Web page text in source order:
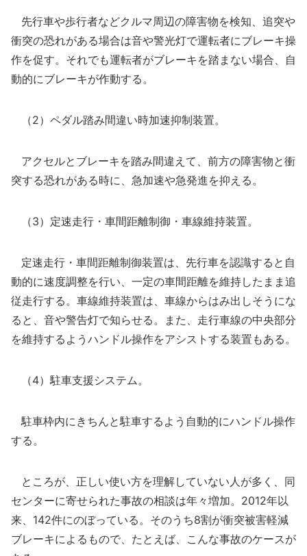
先行車や歩行者などクルマ周辺の障害物を検知、追突や
衝突の恐れがある場合は音や警光灯で運転者にブレーキ操
作を促す。それでも運転者がブレーキを踏まない場合、自
動的にブレーキが作動する。
（2）ペダル踏み間違い時加速抑制装置。
アクセルとブレーキを踏み間違えて、前方の障害物と衝
突する恐れがある時に、急加速や急発進を抑える。
（3）定速走行・車間距離制御・車線維持装置。
定速走行・車間距離制御装置は、先行車を認識すると自
動的に速度調整を行い、一定の車間距離を維持したまま追
従走行する。車線維持装置は、車線からはみ出しそうにな
ると、音や警告灯で知らせる。また、走行車線の中央部分
を維持するようハンドル操作をアシストする装置もある。
（4）駐車支援システム。
駐車枠内にきちんと駐車するよう自動的にハンドル操作
する。
ところが、正しい使い方を理解していない人が多く、同
センターに寄せられた事故の相談は年々増加。2012年以
来、142件にのぼっている。そのうち8割が衝突被害軽減
ブレーキによるもので、たとえば、こんな事故のケースが